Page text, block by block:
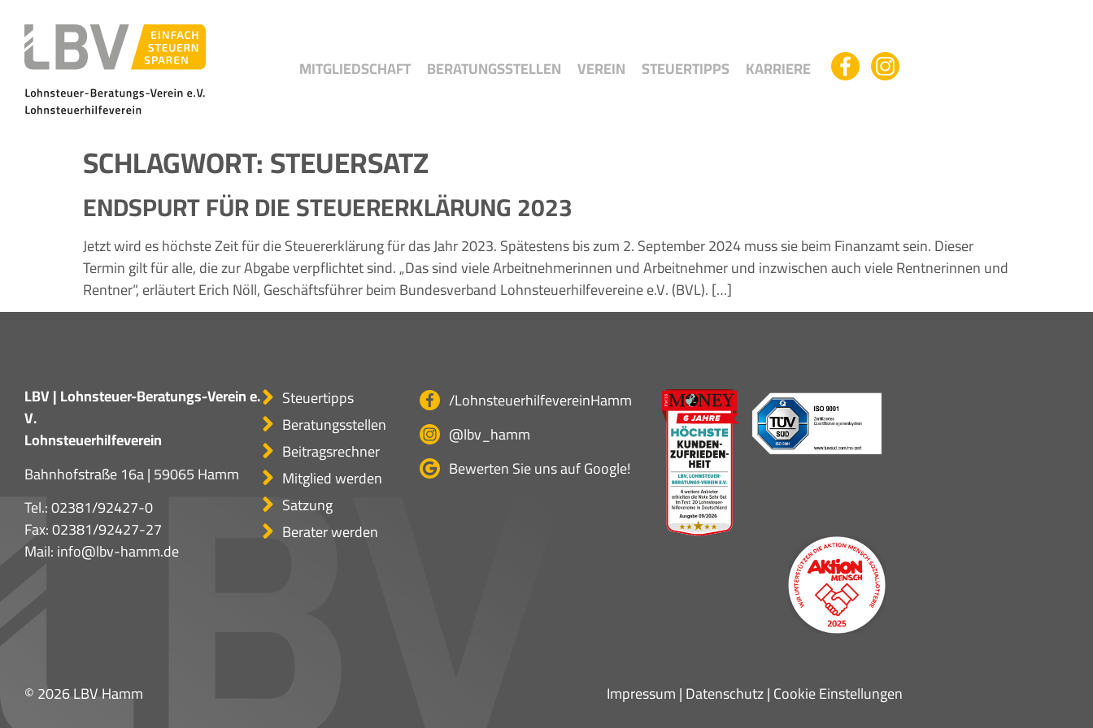
MITGLIEDSCHAFT BERATUNGSSTELLEN VEREIN STEUERTIPPS KARRIERE
SCHLAGWORT:STEUERSATZ
ENDSPURT FÜR DIE STEUERERKLÄRUNG 2023
Jetzt wird es höchste Zeit für die Steuererklärung für das Jahr 2023. Spätestens bis zum 2. September 2024 muss sie beim Finanzamt sein. Dieser
Termin gilt für alle, die zur Abgabe verpflichtet sind. „Das sind viele Arbeitnehmerinnen und Arbeitnehmer und inzwischen auch viele Rentnerinnen und
Rentner“, erläutert Erich Nöll, Geschäftsführer beim Bundesverband Lohnsteuerhilfevereine e.V. (BVL). […]
LBV | Lohnsteuer-Beratungs-Verein e.
V.
Lohnsteuerhilfeverein
Bahnhofstraße 16a | 59065 Hamm
Tel.:02381/92427-0
Fax: 02381/92427-27
Mail:info@lbv-hamm.de
Steuertipps
Beratungsstellen
Beitragsrechner
Mitglied werden
Satzung
Berater werden
/LohnsteuerhilfevereinHamm
@lbv_hamm
Bewerten Sie uns auf Google!
© 2026 LBV Hamm Impressum|Datenschutz|Cookie Einstellungen